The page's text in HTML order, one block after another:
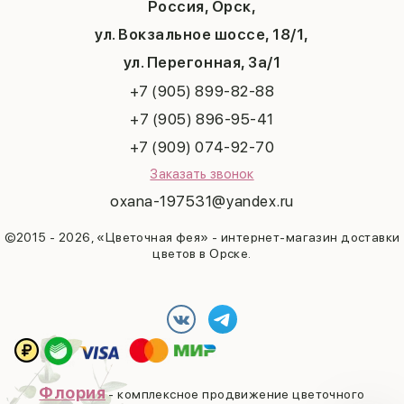
Россия, Орск,
ул. Вокзальное шоссе, 18/1,
ул. Перегонная, 3а/1
+7 (905) 899-82-88
+7 (905) 896-95-41
+7 (909) 074-92-70
Заказать звонок
oxana-197531@yandex.ru
©2015 - 2026, «Цветочная фея» - интернет-магазин доставки
цветов в Орске.
Рождество
Флория- комплексное продвижение цветочного